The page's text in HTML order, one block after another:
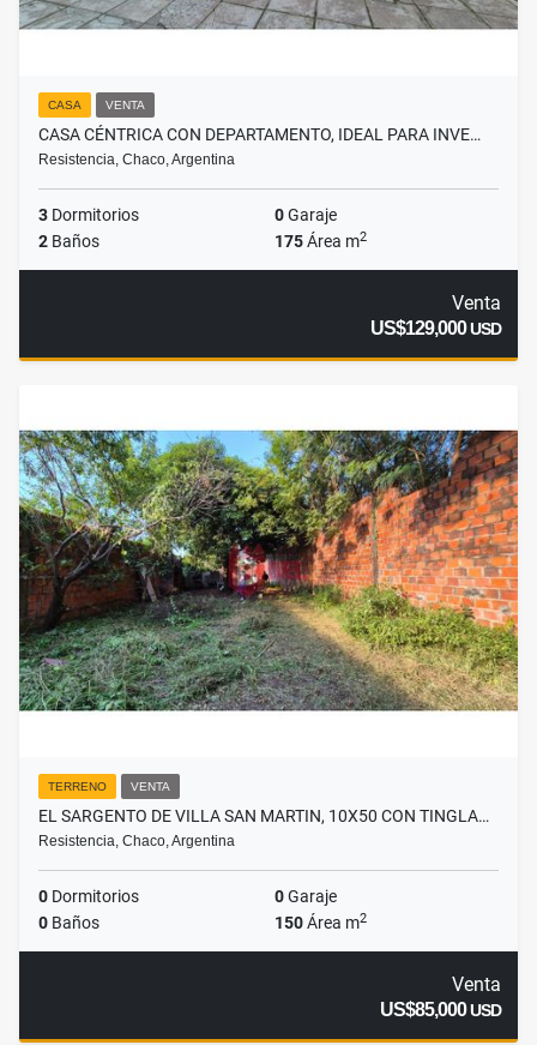
CASA VENTA
CASA CÉNTRICA CON DEPARTAMENTO, IDEAL PARA INVE…
Resistencia, Chaco, Argentina
3 Dormitorios 0Garaje
2 Baños 175Área m2
Venta
US$129,000USD
TERRENO VENTA
EL SARGENTO DE VILLA SAN MARTIN, 10X50 CON TINGLA…
Resistencia, Chaco, Argentina
0 Dormitorios 0Garaje
0 Baños 150Área m2
Venta
US$85,000USD